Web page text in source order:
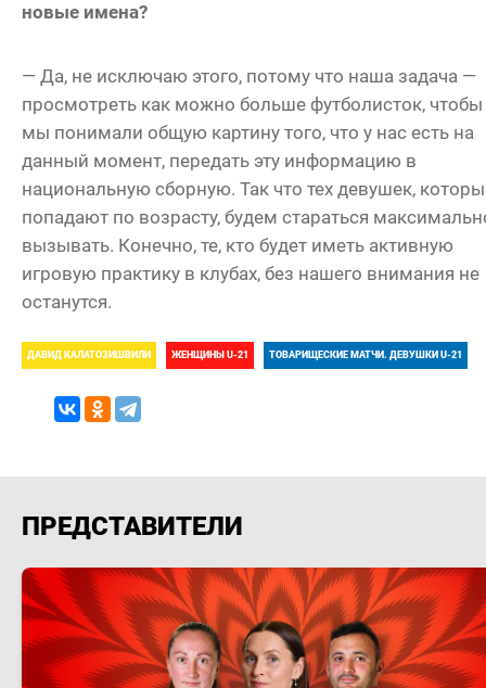
новые имена?
— Да, не исключаю этого, потому что наша задача —
просмотреть как можно больше футболисток, чтобы
мы понимали общую картину того, что у нас есть на
данный момент, передать эту информацию в
национальную сборную. Так что тех девушек,
попадают по возрасту, будем стараться
вызывать. Конечно, те, кто будет иметь активную
игровую практику в клубах, без нашего внимания не
останутся.
ДАВИД КАЛАТОЗИШВИЛИ ЖЕНЩИНЫ U-21 ТОВАРИЩЕСКИЕ МАТЧИ. ДЕВУШКИ U-21
ПРЕДСТАВИТЕЛИ